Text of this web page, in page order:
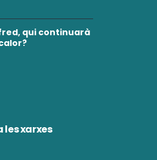
qui continuarà
les xarxes